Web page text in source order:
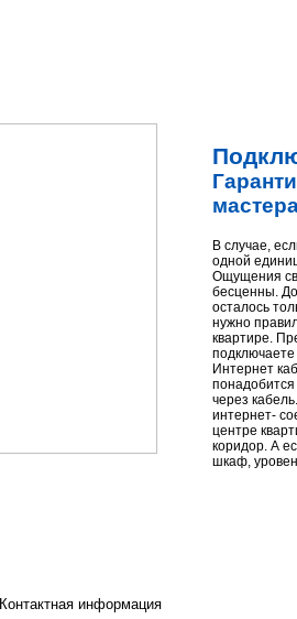
В случае,
одной
Ощущения
бесценны.
осталось
нужно
квартире.
Интернет
понадобится
через
интернет-
центре
коридор. А
шкаф,
Контактная информация